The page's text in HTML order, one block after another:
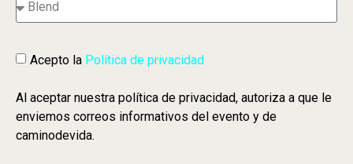
Acepto la Política de privacidad
Al aceptar nuestra política de privacidad, autoriza a que le
enviemos correos informativos del evento y de
caminodevida.